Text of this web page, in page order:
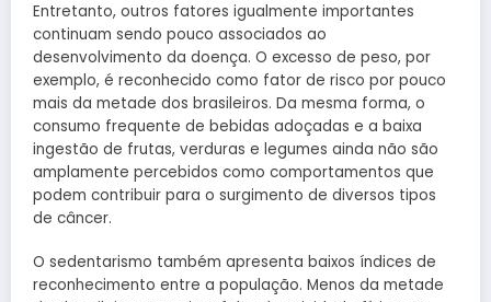
Entretanto, outros fatores igualmente importantes
continuam sendo pouco associados ao
desenvolvimento da doença. O excesso de peso, por
exemplo, é reconhecido como fator de risco por pouco
mais da metade dos brasileiros. Da mesma forma, o
consumo frequente de bebidas adoçadas e a baixa
ingestão de frutas, verduras e legumes ainda não são
amplamente percebidos como comportamentos que
podem contribuir para o surgimento de diversos tipos
de câncer.
O sedentarismo também apresenta baixos índices de
reconhecimento entre a população. Menos da metade